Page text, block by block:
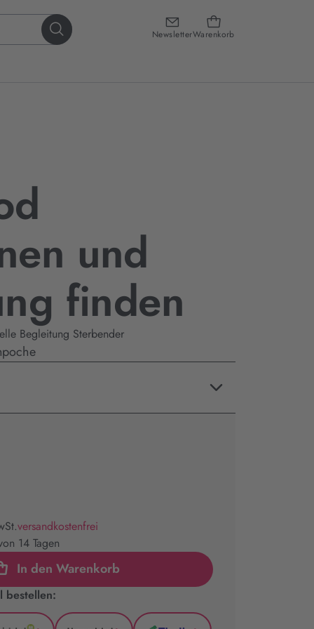
NewsletterWarenkorb
und
finden
Begleitung Sterbender
versandkostenfrei
14 Tagen
In den Warenkorb
bestellen: